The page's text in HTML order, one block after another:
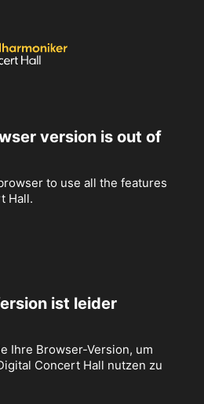
version is out of
to use all the features
Hall.
ist leider
Ihre Browser-Version, um
Concert Hall nutzen zu